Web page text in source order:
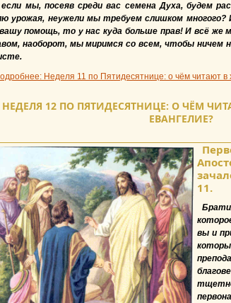
мы, посеяв среди вас семена Духа, будем
урожая, неужели мы требуем слишком многого?
помощь, то у нас куда больше прав! И всё же
наоборот, мы миримся со всем, чтобы ничем
Неделя 11 по Пятидесятнице: о чём читают в
НЕДЕЛЯ 12 ПО ПЯТИДЕСЯТНИЦЕ: О ЧЁМ
ЕВАНГЕЛИЕ?
11.
вы и